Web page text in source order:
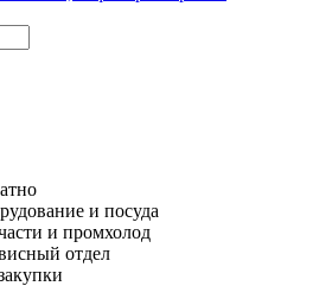
и посуда
и промхолод
отдел